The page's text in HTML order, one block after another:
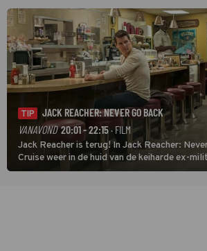
TIP
JACK REACHER: NEVER GO BACK
VANAVOND 20:01 - 22:15· FILM
Jack Reacher is terug! In Jack Reacher:
Cruise weer in de huid van de keiharde ex-